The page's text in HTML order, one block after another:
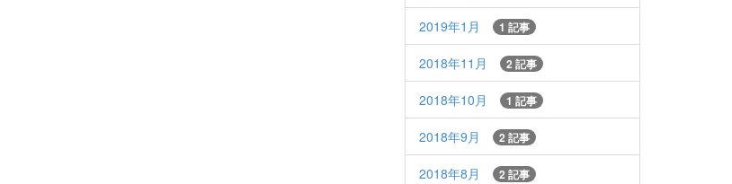
2019年1月 1 記事
2018年11月 2 記事
2018年10月 1 記事
2018年9月 2 記事
2018年8月 2 記事